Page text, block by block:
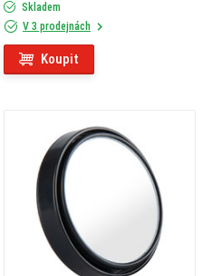
Skladem
V 3 prodejnách
Koupit